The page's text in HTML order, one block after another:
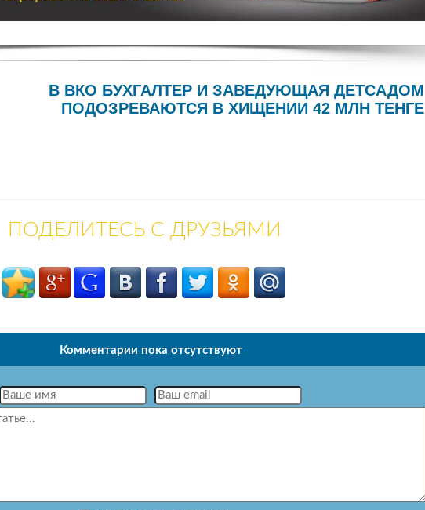
В ВКО БУХГАЛТЕР И ЗАВЕДУЮЩАЯ ДЕТСАДОМ
ПОДОЗРЕВАЮТСЯ В ХИЩЕНИИ 42 МЛН ТЕНГЕ
ПОДЕЛИТЕСЬ С ДРУЗЬЯМИ
Комментарии пока отсутствуют